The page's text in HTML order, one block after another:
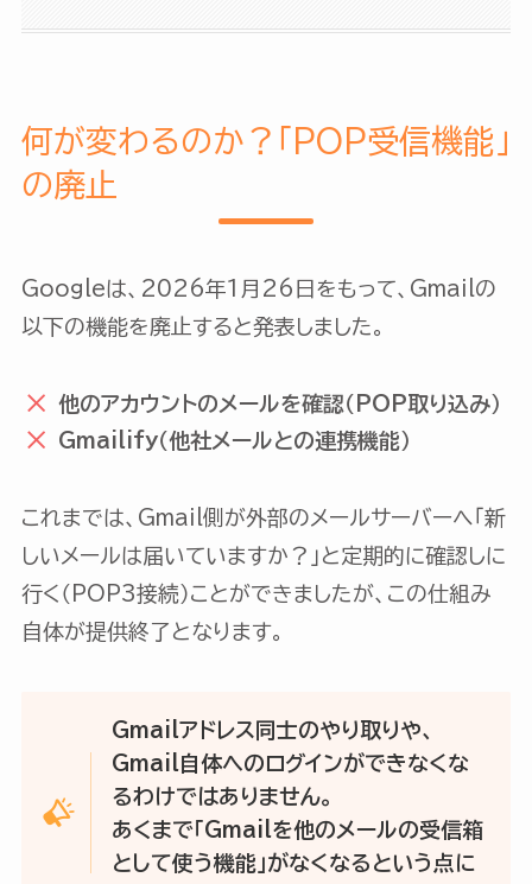
何が変わるのか？「POP受信機能」
の廃止
Googleは、2026年1月26日をもって、Gmailの
以下の機能を廃止すると発表しました。
他のアカウントのメールを確認（POP取り込み）
Gmailify（他社メールとの連携機能）
これまでは、Gmail側が外部のメールサーバーへ「新
しいメールは届いていますか？」と定期的に確認しに
行く（POP3接続）ことができましたが、この仕組み
自体が提供終了となります。
Gmailアドレス同士のやり取りや、
Gmail自体へのログインができなくな
るわけではありません。
あくまで「Gmailを他のメールの受信箱
として使う機能」がなくなるという点に